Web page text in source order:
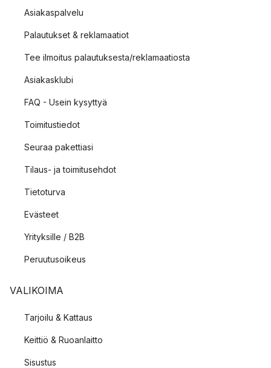
Asiakaspalvelu
Palautukset & reklamaatiot
Tee ilmoitus palautuksesta/reklamaatiosta
Asiakasklubi
FAQ - Usein kysyttyä
Toimitustiedot
Seuraa pakettiasi
Tilaus- ja toimitusehdot
Tietoturva
Evästeet
Yrityksille / B2B
Peruutusoikeus
VALIKOIMA
Tarjoilu & Kattaus
Keittiö & Ruoanlaitto
Sisustus